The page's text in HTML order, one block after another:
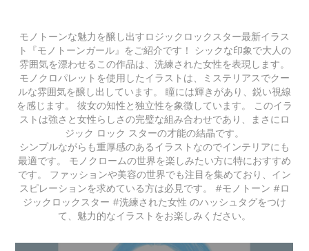
モノトーンな魅力を醸し出すロジックロックスター最新イラス
ト『モノトーンガール』をご紹介です！ シックな印象で大人の
雰囲気を漂わせるこの作品は、洗練された女性を表現します。
モノクロパレットを使用したイラストは、ミステリアスでクー
ルな雰囲気を醸し出しています。 瞳には輝きがあり、鋭い視線
を感じます。 彼女の知性と独立性を象徴しています。 このイラ
ストは強さと女性らしさの完璧な組み合わせであり、まさにロ
ジック ロック スターの才能の結晶です。
シンプルながらも重厚感のあるイラストなのでインテリアにも
最適です。 モノクロームの世界を楽しみたい方に特におすすめ
です。 ファッションや美容の世界でも注目を集めており、イン
スピレーションを求めている方は必見です。 #モノトーン #ロ
ジックロックスター #洗練された女性 のハッシュタグをつけ
て、魅力的なイラストをお楽しみください。